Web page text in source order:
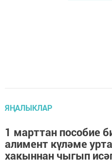
ЯҢАЛЫКЛАР
1 марттан пособие
алимент күләме
хакыннан чыгып